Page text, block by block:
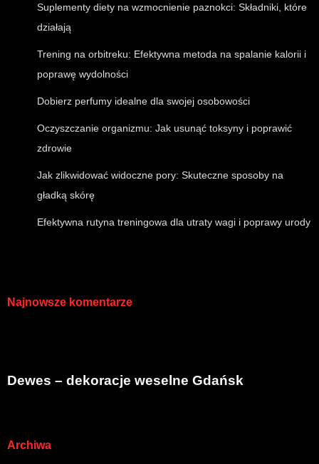
Suplementy diety na wzmocnienie paznokci: Składniki, które
działają
Trening na orbitreku: Efektywna metoda na spalanie kalorii i
poprawę wydolności
Dobierz perfumy idealne dla swojej osobowości
Oczyszczanie organizmu: Jak usunąć toksyny i poprawić
zdrowie
Jak zlikwidować widoczne pory: Skuteczne sposoby na
gładką skórę
Efektywna rutyna treningowa dla utraty wagi i poprawy urody
Najnowsze komentarze
Dewes – dekoracje weselne Gdańsk
Archiwa